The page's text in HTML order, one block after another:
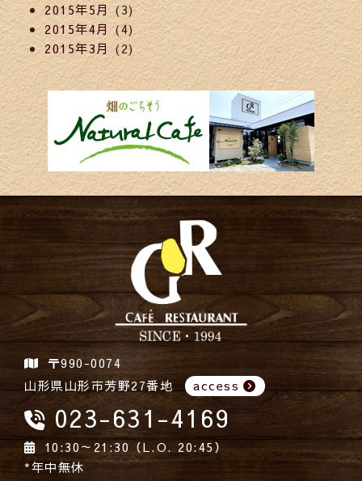
2015年5月 (3)
2015年4月 (4)
2015年3月(2)
〒990-0074
山形県山形市芳野27番地
access
023-631-4169
10:30～21:30（L.O. 20:45）
*年中無休